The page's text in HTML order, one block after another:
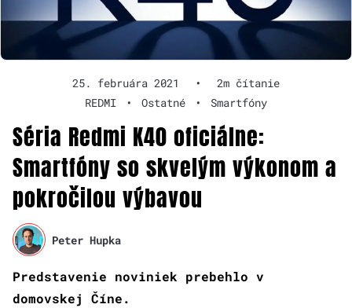
25. februára 2021 •
2m čítanie
REDMI
• Ostatné • Smartfóny
Séria Redmi K40 oficiálne:
Smartfóny so skvelým výkonom a
pokročilou výbavou
Peter Hupka
Predstavenie noviniek prebehlo v
domovskej Číne.